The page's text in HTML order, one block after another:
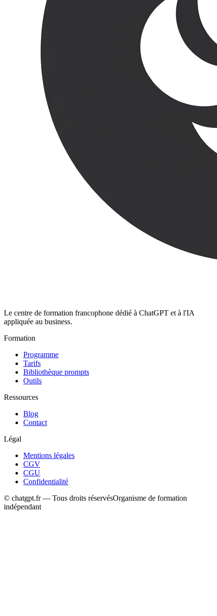
Le centre de formation francophone dédié à ChatGPT et à l'IA
appliquée au business.
Formation
Programme
Tarifs
Bibliothèque prompts
Outils
Ressources
Blog
Contact
Légal
Mentions légales
CGV
CGU
Confidentialité
© chatgpt.fr — Tous droits réservésOrganisme de formation
indépendant